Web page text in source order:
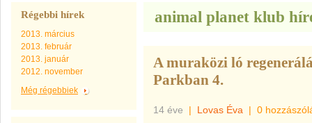
Régebbi hírek
2013. március
2013. február
2013. január
2012. november
Még régebbiek
animal planet klub
A muraközi ló
Parkban 4.
14 éve | Lovas Éva | 0